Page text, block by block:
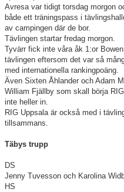
Styrelse
Kontakt
Information Tibble NIU
Täby-278 SM-GULD genom
Anmälan till Badmintonskolan HT-
Information Vuxenträning HT-26
Avresa var tidigt torsdag morgon
både ett träningspass i
av campingen där de bor.
Tävlingen startar fredag morgon.
Tyvärr fick inte våra åk 1:or
tävlingen eftersom det var så
med internationella rankingpoäng.
Även Sixten Åhlander och Adam
William Fjällby som skall börja
inte heller in.
RIG Uppsala är också med i
tillsammans.
Täbys trupp
DS
Jenny Tuvesson och Karolina
HS